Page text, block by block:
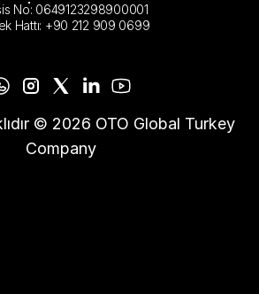
No: 0649123298900001
Hattı: +90 212 909 0699
© 2026 OTO Global Turkey
Company